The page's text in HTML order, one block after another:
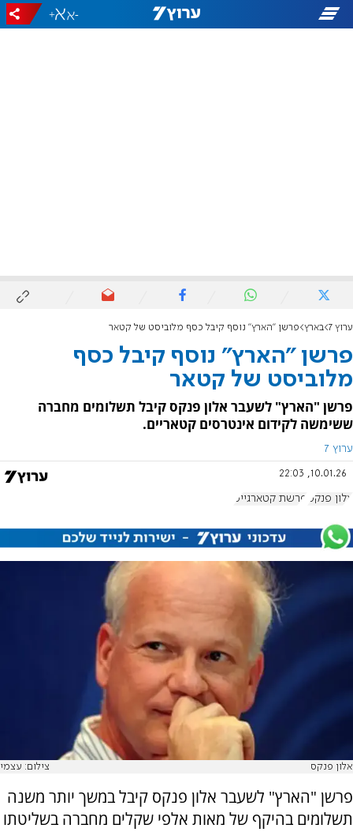
-
+
ערוץ 7 בארץ פרשן "הארץ" נוסף קיבל כסף מלוביסט של קטאר
פרשן "הארץ" נוסף קיבל כסף
מלוביסט של קטאר
פרשן "הארץ" לשעבר אלון פנקס קיבל תשלומים מחברה
ששימשה לקידום אינטרסים קטאריים.
ערוץ 7
10.01.26, 22:03
אלון פנקס פרשת קטארגייט
אלון פנקס צילום: עצמי
פרשן "הארץ" לשעבר אלון פנקס קיבל במשך יותר משנה
תשלומים בהיקף של מאות אלפי שקלים מחברה בשליטתו